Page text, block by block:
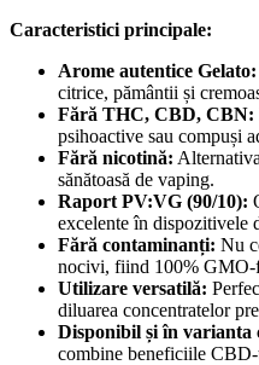
Caracteristici principale:
Arome autentice Gelato:
citrice, pământii și
Fără THC, CBD, CBN:
psihoactive sau compuși
Fără nicotină:
sănătoasă de vaping.
Raport PV:VG (90/10):
excelente în dispozitivele
Fără contaminanți: Nu
nocivi, fiind 100% GMO-
Utilizare versatilă:
diluarea concentratelor
Disponibil și în varianta
combine beneficiile